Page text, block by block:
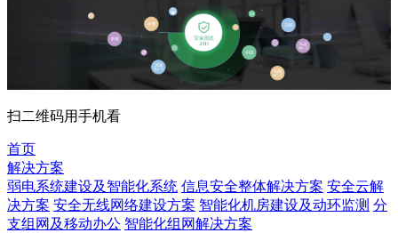
扫二维码用手机看
首页
解决方案
弱电系统建设及智能化系统 信息安全整体解决方案 安全云解
决方案 安全无线网络建设方案 智能化机房建设及动环监测 分
支组网及移动办公 智能化组网解决方案